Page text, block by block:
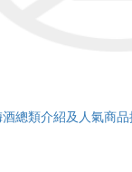
酒總類介紹及人氣商